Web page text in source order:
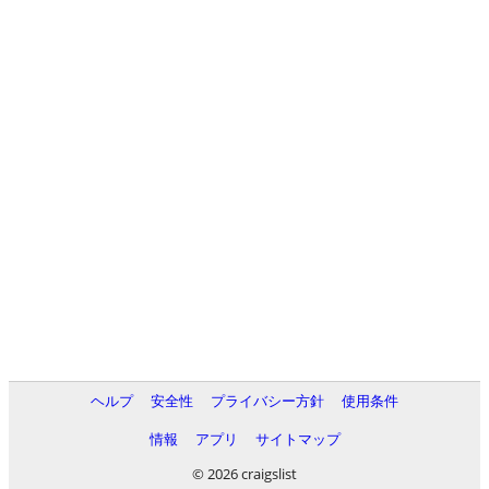
ヘルプ 安全性 プライバシー方針
使用条件
情報
アプリ
サイトマップ
© 2026 craigslist